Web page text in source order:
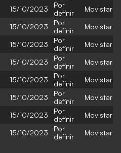
15/10/2023
Por
definir
Movistar
15/10/2023
Por
definir
Movistar
15/10/2023
Por
definir
Movistar
15/10/2023
Por
definir
Movistar
15/10/2023
Por
definir
Movistar
15/10/2023
Por
definir
Movistar
15/10/2023
Por
definir
Movistar
15/10/2023
Por
definir
Movistar